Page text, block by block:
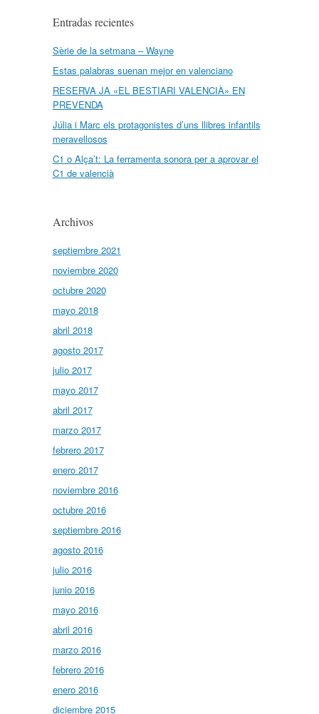
Entradas recientes
Sèrie de la setmana – Wayne
Estas palabras suenan mejor en valenciano
RESERVA JA «EL BESTIARI VALENCIÀ» EN
PREVENDA
Júlia i Marc els protagonistes d’uns llibres infantils
meravellosos
C1 o Alça’t: La ferramenta sonora per a aprovar el
C1 de valencià
Archivos
septiembre 2021
noviembre 2020
octubre 2020
mayo 2018
abril 2018
agosto 2017
julio 2017
mayo 2017
abril 2017
marzo 2017
febrero 2017
enero 2017
noviembre 2016
octubre 2016
septiembre 2016
agosto 2016
julio 2016
junio 2016
mayo 2016
abril 2016
marzo 2016
febrero 2016
enero 2016
diciembre 2015